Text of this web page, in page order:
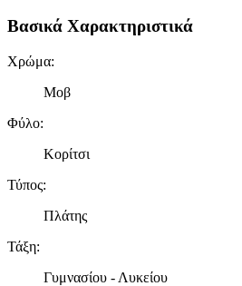
Βασικά Χαρακτηριστικά
Χρώμα:
Μοβ
Φύλο:
Κορίτσι
Τύπος:
Πλάτης
Τάξη:
Γυμνασίου - Λυκείου